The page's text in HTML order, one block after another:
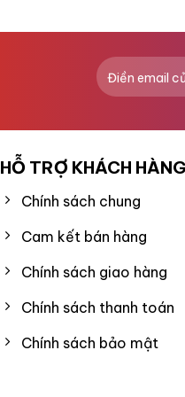
HỖ TRỢ KHÁCH HÀNG
Chính sách chung
Cam kết bán hàng
Chính sách giao hàng
Chính sách thanh toán
Chính sách bảo mật